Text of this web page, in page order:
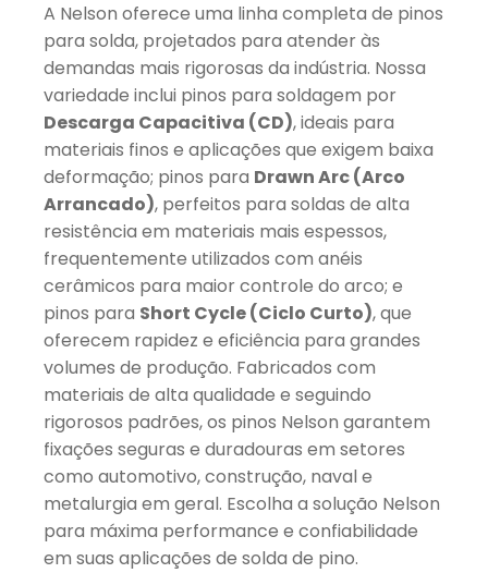
A Nelson oferece uma linha completa de pinos
para solda, projetados para atender às
demandas mais rigorosas da indústria. Nossa
variedade inclui pinos para soldagem por
Descarga Capacitiva (CD), ideais para
materiais finos e aplicações que exigem baixa
deformação; pinos para Drawn Arc (Arco
Arrancado), perfeitos para soldas de alta
resistência em materiais mais espessos,
frequentemente utilizados com anéis
cerâmicos para maior controle do arco; e
pinos para Short Cycle (Ciclo Curto), que
oferecem rapidez e eficiência para grandes
volumes de produção. Fabricados com
materiais de alta qualidade e seguindo
rigorosos padrões, os pinos Nelson garantem
fixações seguras e duradouras em setores
como automotivo, construção, naval e
metalurgia em geral. Escolha a solução Nelson
para máxima performance e confiabilidade
em suas aplicações de solda de pino.